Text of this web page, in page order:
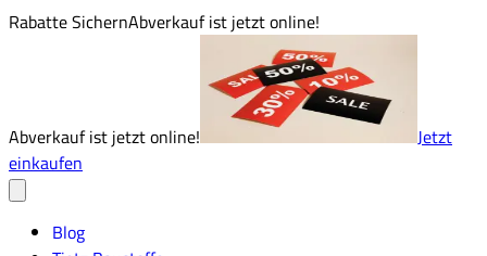
Rabatte SichernAbverkauf ist jetzt online!
Abverkauf ist jetzt online!
Jetzt
einkaufen
Blog